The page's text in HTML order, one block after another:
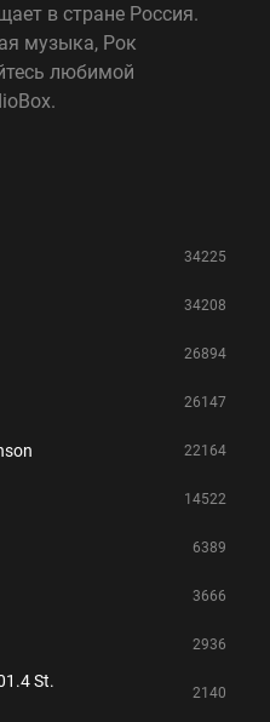
в стране Россия.
музыка, Рок
любимой
34225
34208
26894
26147
22164
14522
6389
3666
2936
St.
2140